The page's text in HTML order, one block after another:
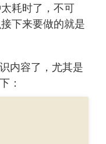
耗时了，不可
下来要做的就是
内容了，尤其是
：